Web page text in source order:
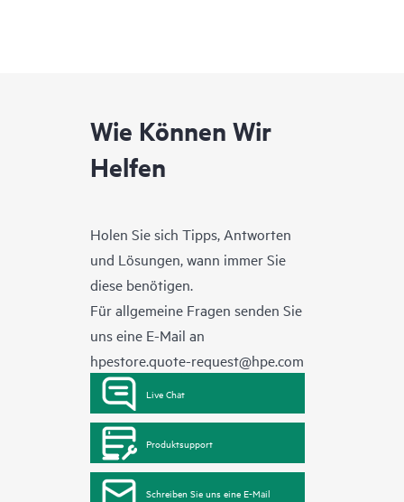
Wie Können Wir
Helfen
Holen Sie sich Tipps, Antworten
und Lösungen, wann immer Sie
diese benötigen.
Für allgemeine Fragen senden Sie
uns eine E-Mail an
hpestore.quote-request@hpe.com
Live Chat
Produktsupport
Schreiben Sie uns eine E-Mail